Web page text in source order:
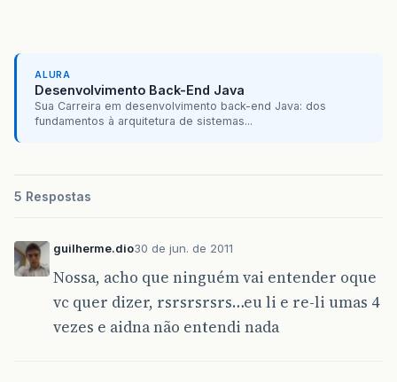
ALURA
Desenvolvimento Back-End Java
Sua Carreira em desenvolvimento back-end Java: dos
fundamentos à arquitetura de sistemas...
5 Respostas
guilherme.dio30 de jun. de 2011
Nossa, acho que ninguém vai entender oque
vc quer dizer, rsrsrsrsrs…eu li e re-li umas 4
vezes e aidna não entendi nada